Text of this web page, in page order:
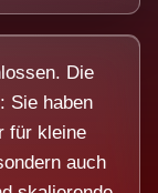
Die
Sie haben
für kleine
auch